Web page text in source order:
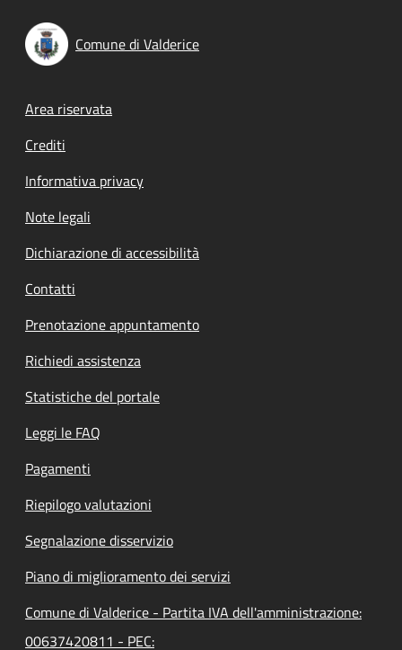
Comune di Valderice
Footer menu
Area riservata
Crediti
Informativa privacy
Note legali
Dichiarazione di accessibilità
Contatti
Prenotazione appuntamento
Richiedi assistenza
Statistiche del portale
Leggi le FAQ
Pagamenti
Riepilogo valutazioni
Segnalazione disservizio
Piano di miglioramento dei servizi
Comune di Valderice - Partita IVA dell'amministrazione:
00637420811 - PEC: